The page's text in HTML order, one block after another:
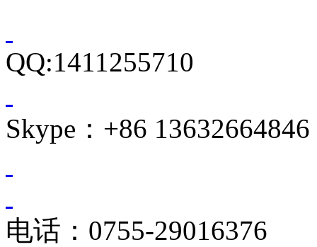
QQ:1411255710
Skype：+86 13632664846
电话：0755-29016376